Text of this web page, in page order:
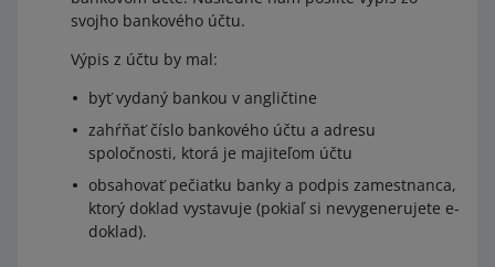
svojho bankového účtu.
Výpis z účtu by mal:
byť vydaný bankou v angličtine
zahŕňať číslo bankového účtu a adresu
spoločnosti, ktorá je majiteľom účtu
obsahovať pečiatku banky a podpis zamestnanca,
ktorý doklad vystavuje (pokiaľ si nevygenerujete e-
doklad).